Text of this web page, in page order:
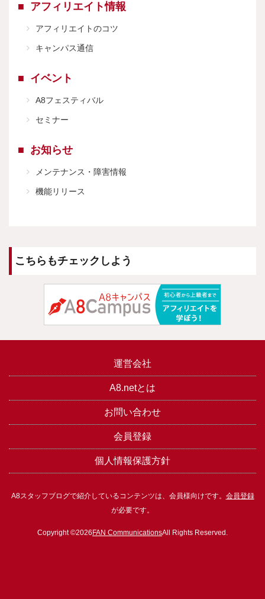
アフィリエイト情報
アフィリエイトのコツ
キャンパス通信
イベント
A8フェスティバル
セミナー
お知らせ
メンテナンス・障害情報
機能リリース
こちらもチェックしよう
運営会社
A8.netとは
お問い合わせ
会員登録
個人情報保護方針
A8スタッフブログで紹介しているコンテンツは、会員様向けです。 会員登録
が必要です。
Copyright ©2026 FAN CommunicationsAll Rights Reserved.